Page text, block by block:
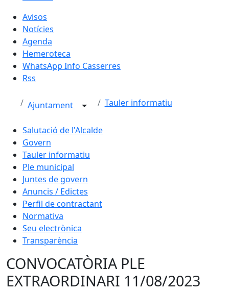
Avisos
Notícies
Agenda
Hemeroteca
WhatsApp Info Casserres
Rss
Ajuntament Tauler informatiu
Salutació de l'Alcalde
Govern
Tauler informatiu
Ple municipal
Juntes de govern
Anuncis / Edictes
Perfil de contractant
Normativa
Seu electrònica
Transparència
CONVOCATÒRIA PLE
EXTRAORDINARI 11/08/2023